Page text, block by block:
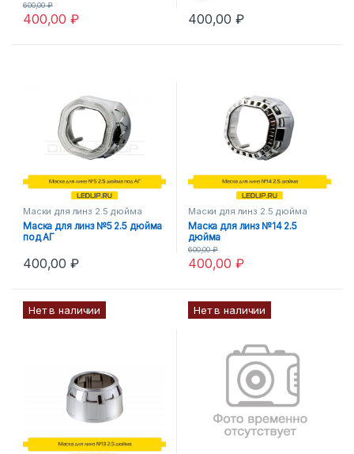
400,00₽
600,00₽
400,00₽
Маски для линз 2.5 дюйма
Маска для линз №5 2.5 дюйма
под АГ
400,00₽
Маски для линз 2.5 дюйма
Маска для линз №14 2.5
дюйма
400,00₽
600,00₽
Нет в наличии Нет в наличии